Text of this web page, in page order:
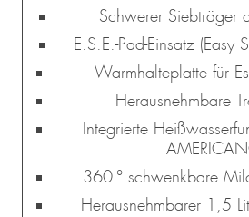
Schwerer Siebträger
E.S.E.-Pad-Einsatz (Easy
Warmhalteplatte für
Herausnehmbare
Integrierte
360 ° schwenkbare
Herausnehmbarer 1,5